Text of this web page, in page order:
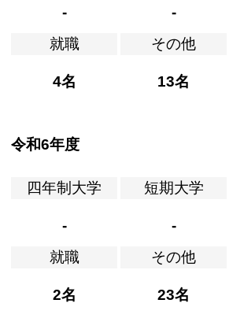
- -
就職
4名
その他
13名
令和6年度
四年制大学
-
短期大学
-
就職
2名
その他
23名